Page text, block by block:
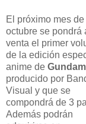
El próximo mes de
octubre se pondrá
venta el primer
de la edición
anime de
producido por
Visual y que se
compondrá de 3
Además podrán